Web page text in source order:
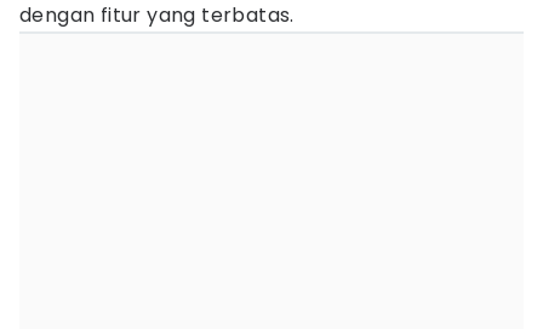
dengan fitur yang terbatas.